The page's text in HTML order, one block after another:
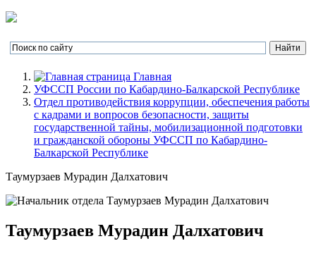
Главная
УФССП России по Кабардино-Балкарской Республике
Отдел противодействия коррупции, обеспечения работы
с кадрами и вопросов безопасности, защиты
государственной тайны, мобилизационной подготовки
и гражданской обороны УФССП по Кабардино-
Балкарской Республике
Таумурзаев Мурадин Далхатович
Таумурзаев Мурадин Далхатович